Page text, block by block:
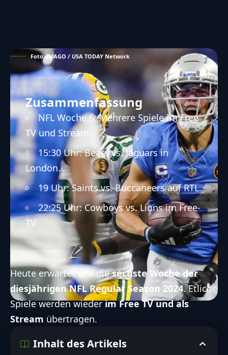
Foto: IMAGO / USA TODAY Network
Zusammenfassung
NFL Woche 6: Mehrere Spiele im Free
TV und Stream.
15:30 Uhr: Bears vs. Jaguars in
London.
19 Uhr: Saints vs. Buccaneers auf RTL.
22:25 Uhr: Cowboys vs. Lions im Free-
TV.
Heute erwartet uns die sechste Woche der
diesjährigen NFLRegular Season 2024. Etliche
Spiele werden wiederim Free TV und als
Stream übertragen.
Inhalt des Artikels